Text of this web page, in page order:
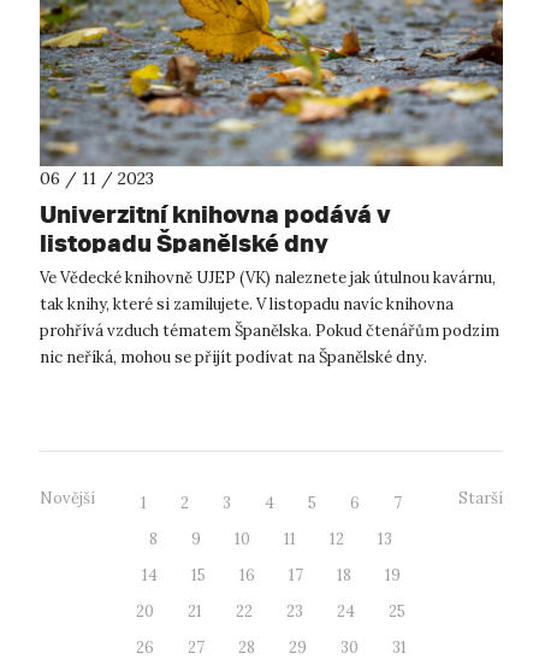
06 / 11 / 2023
Univerzitní knihovna podává v
listopadu Španělské dny
Ve Vědecké knihovně UJEP (VK) naleznete jak útulnou kavárnu,
tak knihy, které si zamilujete. V listopadu navíc knihovna
prohřívá vzduch tématem Španělska. Pokud čtenářům podzim
nic neříká, mohou se přijít podívat na Španělské dny.
Novější 1 2 3 4 5 6
7
8
9 10 11 12
13
14
15 16 17 18
19
20
21 22 23 24
25
26
27 28 29 30
31
Starší